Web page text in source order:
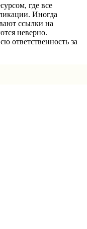
где все
Иногда
ссылки на
неверно.
ответственность за